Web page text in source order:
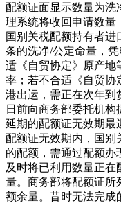
配额证面显示数量为洗
理系统将收回申请数量
国别关税配额持有者
条的洗净/公定命量，
适《自贸协定》原产地
率；若不合适《自贸协
港出运，需正在次年到
日前向商务部委托机构
延期的配额证无效期最
配额证无效期内，国别
的配额，需通过配额办
及时将已利用数量正
量。商务部将配额证所
额余量。昔时无法完成